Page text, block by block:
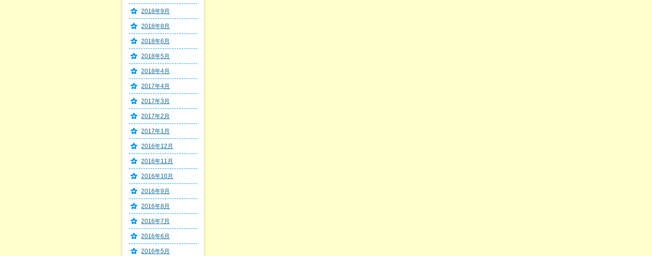
2018年9月
2018年8月
2018年6月
2018年5月
2018年4月
2017年4月
2017年3月
2017年2月
2017年1月
2016年12月
2016年11月
2016年10月
2016年9月
2016年8月
2016年7月
2016年6月
2016年5月